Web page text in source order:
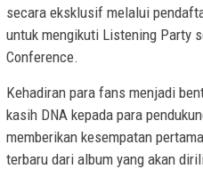
secara eksklusif melalui
untuk mengikuti Listening Party
Conference.
Kehadiran para fans menjadi
kasih DNA kepada para
memberikan kesempatan
terbaru dari album yang akan